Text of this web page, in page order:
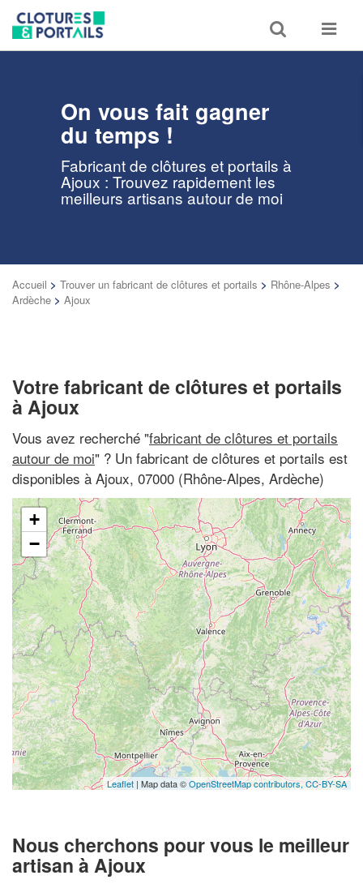
Toggle
search
Toggle
On vous fait gagner
du temps !
Fabricant de clôtures et portails à
Ajoux : Trouvez rapidement les
meilleurs artisans autour de moi
Accueil > Trouver un fabricant de clôtures et portails > Rhône-Alpes >
Ardèche > Ajoux
Votre fabricant de clôtures et portails
à Ajoux
Vous avez recherché "fabricant de clôtures et portails
autour de moi" ? Un fabricant de clôtures et portails est
disponibles à Ajoux, 07000 (Rhône-Alpes, Ardèche)
+
−
Leaflet | Map data ©OpenStreetMap contributors,CC-BY-SA
Nous cherchons pour vous le meilleur
artisan à Ajoux